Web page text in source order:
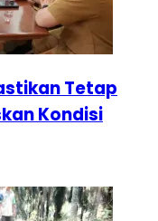
Tetap
Kondisi